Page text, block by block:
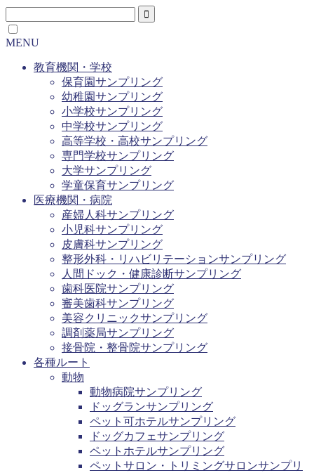
MENU
教育機関・学校
保育園サンプリング
幼稚園サンプリング
小学校サンプリング
中学校サンプリング
高等学校・高校サンプリング
専門学校サンプリング
大学サンプリング
学童保育サンプリング
医療機関・病院
産婦人科サンプリング
小児科サンプリング
皮膚科サンプリング
整形外科・リハビリテーションサンプリング
人間ドック・健康診断サンプリング
歯科医院サンプリング
審美歯科サンプリング
美容クリニックサンプリング
調剤薬局サンプリング
接骨院・整骨院サンプリング
各種ルート
動物
動物病院サンプリング
ドッグランサンプリング
ペット可ホテルサンプリング
ドッグカフェサンプリング
ペットホテルサンプリング
ペットサロン・トリミングサロンサンプリ